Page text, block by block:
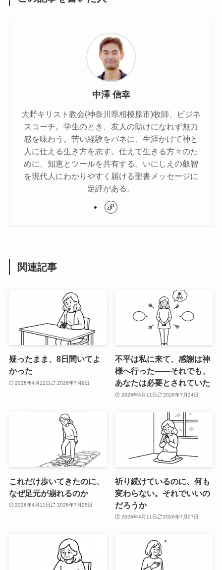
中澤 信幸
大野キリスト教会(神奈川県相模原市)牧師、ビジネ
スコーチ。学生のとき、友人の助けになれず無力
感を味わう。苦い経験をバネに、生涯かけて神と
人に仕える生き方を志す。仕えて生きる方々のた
めに、知恵とツールを共有する。いにしえの叡智
を現代人にわかりやすく届ける聖書メッセージに
定評がある。
関連記事
疑ったまま、8日間いてよ
かった
2026年4月12日 2026年7月9日
不平は私に来て、感謝は神
様へ行った――それでも、
あなたは必要とされていた
2026年4月11日 2026年7月24日
これだけ歩いてきたのに、
なぜ足元が崩れるのか
2026年4月11日 2026年7月25日
祈り続けているのに、何も
変わらない。それでいいの
だろうか
2026年4月11日 2026年7月27日